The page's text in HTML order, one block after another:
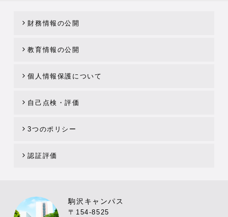
財務情報の公開
教育情報の公開
個人情報保護について
自己点検・評価
3つのポリシー
認証評価
駒沢キャンパス
〒154-8525